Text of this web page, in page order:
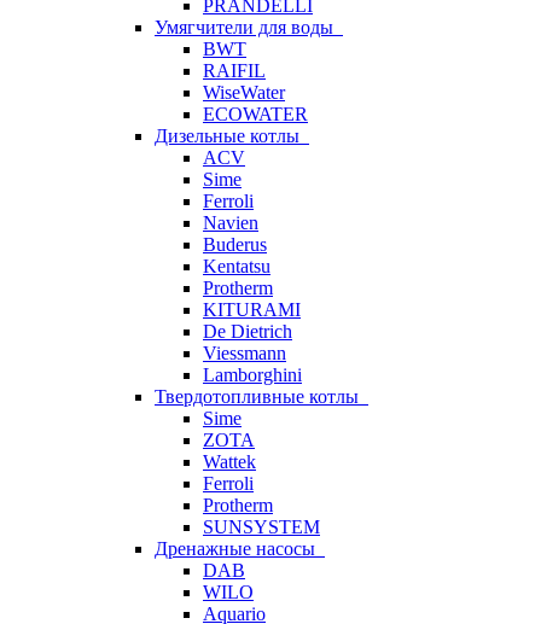
PRANDELLI
Умягчители для воды
BWT
RAIFIL
WiseWater
ECOWATER
Дизельные котлы
ACV
Sime
Ferroli
Navien
Buderus
Kentatsu
Protherm
KITURAMI
De Dietrich
Viessmann
Lamborghini
Твердотопливные котлы
Sime
ZOTA
Wattek
Ferroli
Protherm
SUNSYSTEM
Дренажные насосы
DAB
WILO
Aquario